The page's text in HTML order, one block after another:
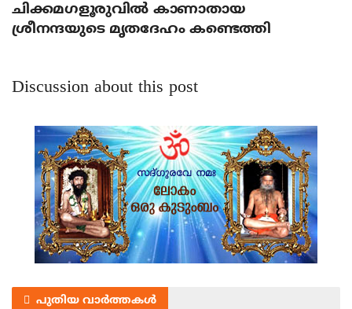
ചിക്കമഗളൂരുവില്‍ കാണാതായ
ശ്രീനന്ദയുടെ മൃതദേഹം കണ്ടെത്തി
Discussion about this post
പുതിയ വാർത്തകൾ